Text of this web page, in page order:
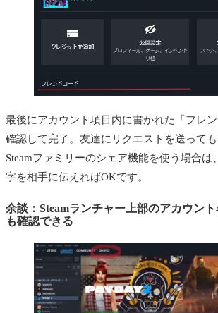
最後にアカウント項目内に書かれた「フレ
確認して完了。友達にリクエストを送っても
Steamファミリーのシェア機能を使う場合は
字を相手に伝えればOKです。
余談：Steamランチャー上部のアカウン
も確認できる